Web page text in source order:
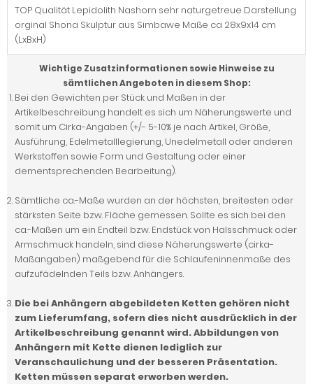
TOP Qualität Lepidolith Nashorn sehr naturgetreue Darstellung
orginal Shona Skulptur aus Simbawe Maße ca 28x9x14 cm
(LxBxH)
Wichtige Zusatzinformationen sowie Hinweise zu
sämtlichen Angeboten in diesem Shop:
Bei den Gewichten per Stück und Maßen in der
Artikelbeschreibung handelt es sich um Näherungswerte und
somit um Cirka-Angaben (+/- 5-10% je nach Artikel, Größe,
Ausführung, Edelmetalllegierung, Unedelmetall oder anderen
Werkstoffen sowie Form und Gestaltung oder einer
dementsprechenden Bearbeitung).
Sämtliche ca.-Maße wurden an der höchsten, breitesten oder
stärksten Seite bzw. Fläche gemessen. Sollte es sich bei den
ca.-Maßen um ein Endteil bzw. Endstück von Halsschmuck oder
Armschmuck handeln, sind diese Näherungswerte (cirka-
Maßangaben) maßgebend für die Schlaufeninnenmaße des
aufzufädelnden Teils bzw. Anhängers.
Die bei Anhängern abgebildeten Ketten gehören nicht
zum Lieferumfang, sofern dies nicht ausdrücklich in der
Artikelbeschreibung genannt wird. Abbildungen von
Anhängern mit Kette dienen lediglich zur
Veranschaulichung und der besseren Präsentation.
Ketten müssen separat erworben werden.